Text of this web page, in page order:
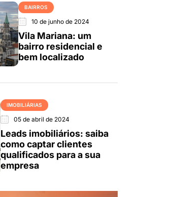
BAIRROS
10 de junho de 2024
Vila Mariana: um
bairro residencial e
bem localizado
IMOBILIÁRIAS
05 de abril de 2024
Leads imobiliários: saiba
como captar clientes
qualificados para a sua
empresa